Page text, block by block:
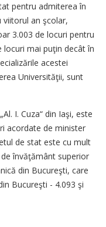
pentru admiterea în
an şcolar,
3.003 de locuri pentru
locuri mai puţin decât în
acestei
Universităţii, sunt
I. Cuza“ din Iaşi, este
acordate de minister
de stat este cu mult
învăţământ superior
din Bucureşti, care
Bucureşti - 4.093 şi